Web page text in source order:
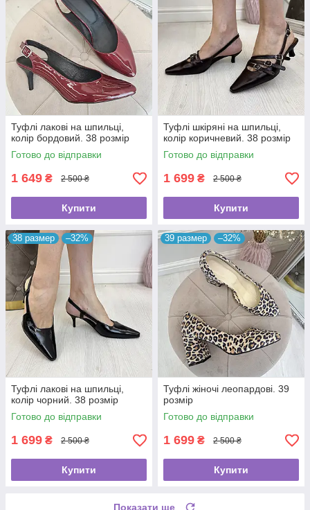
Туфлі лакові на шпильці,
колір бордовий. 38 розмір
Готово до відправки
1 649 ₴ 2 500 ₴
Купити
Туфлі шкіряні на шпильці,
колір коричневий. 38 розмір
Готово до відправки
1 699 ₴ 2 500 ₴
Купити
38 размер –32%
Туфлі лакові на шпильці,
колір чорний. 38 розмір
Готово до відправки
1 699 ₴ 2 500 ₴
Купити
39 размер –32%
Туфлі жіночі леопардові. 39
розмір
Готово до відправки
1 699 ₴ 2 500 ₴
Купити
Показати ще